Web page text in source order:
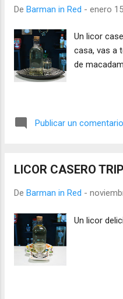
De Barman in Red - enero
Un licor
casa, vas a
de
Publicar un comentario
LICOR CASERO
De Barman in Red -
Un licor